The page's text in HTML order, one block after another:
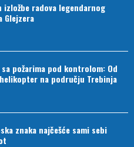
izložbe radova legendarnog
Glejzera
sa požarima pod kontrolom: Od
na području Trebinja
znaka najčešće sami sebi